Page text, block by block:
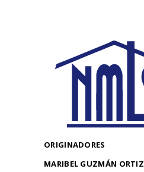
ORIGINADORES
MARIBEL GUZMÁN ORTIZ